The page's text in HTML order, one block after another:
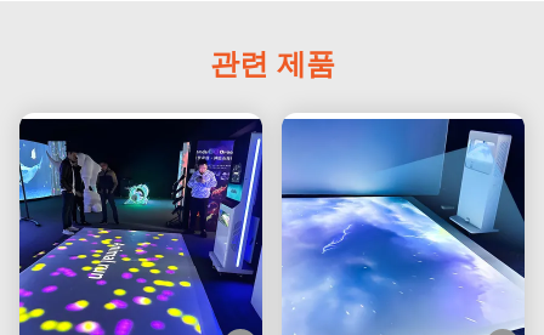
관련 제품